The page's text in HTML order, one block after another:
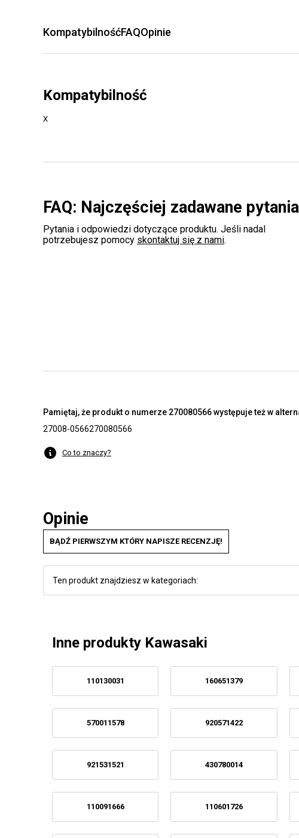
KompatybilnośćFAQOpinie
Kompatybilność
X
FAQ: Najczęściej zadawane pytania
Pytania i odpowiedzi dotyczące produktu. Jeśli nadal
potrzebujesz pomocy skontaktuj się z nami.
Pamiętaj, że produkt o numerze 270080566 występuje też w
27008-0566270080566
Co to znaczy?
Opinie
BĄDŹ PIERWSZYM KTÓRY NAPISZE RECENZJĘ!
Ten produkt znajdziesz w kategoriach:
Inne produkty Kawasaki
110130031 160651379
570011578 920571422
921531521 430780014
110091666 110601726